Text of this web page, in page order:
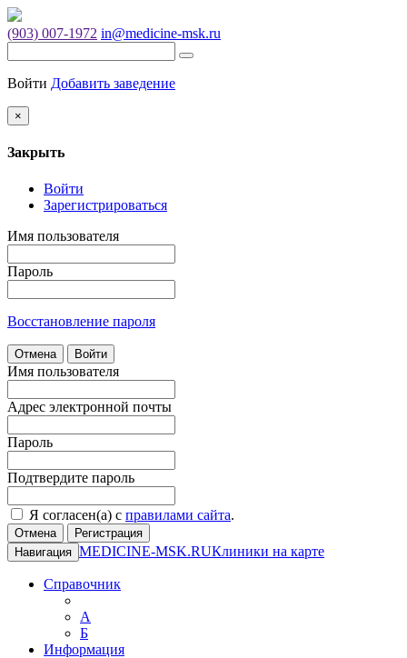
(903) 007-1972 in@medicine-msk.ru
Войти Добавить заведение
×
Закрыть
Войти
Зарегистрироваться
Имя пользователя
Пароль
Восстановление пароля
Отмена Войти
Имя пользователя
Адрес электронной почты
Пароль
Подтвердите пароль
Я согласен(а) с правилами сайта.
Отмена
Регистрация
Навигация MEDICINE-MSK.RUКлиники на карте
Справочник
А
Б
Информация